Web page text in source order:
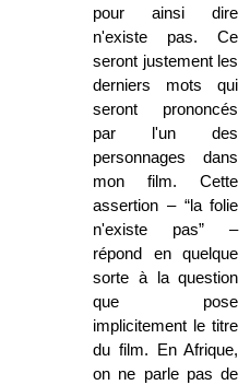
pour ainsi dire
n'existe pas. Ce
seront justement les
derniers mots qui
seront prononcés
par l'un des
personnages dans
mon film. Cette
assertion – “la folie
n'existe pas” –
répond en quelque
sorte à la question
que pose
implicitement le titre
du film. En Afrique,
on ne parle pas de